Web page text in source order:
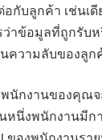
อกับลูกค้า เช่นเ
ว่าข้อมูลที่ถูกรับ
ความลับของลูก
พนักงานของคุณ
หนึ่งพนักงานมี